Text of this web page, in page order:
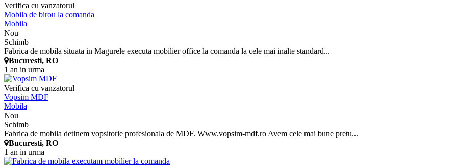
Verifica cu vanzatorul
Mobila de birou la comanda
Mobila
Nou
Schimb
Fabrica de mobila situata in Magurele executa mobilier office la comanda la cele mai inalte standard...
Bucuresti, RO
1 an in urma
Verifica cu vanzatorul
Vopsim MDF
Mobila
Nou
Schimb
Fabrica de mobila detinem vopsitorie profesionala de MDF. Www.vopsim-mdf.ro Avem cele mai bune pretu...
Bucuresti, RO
1 an in urma